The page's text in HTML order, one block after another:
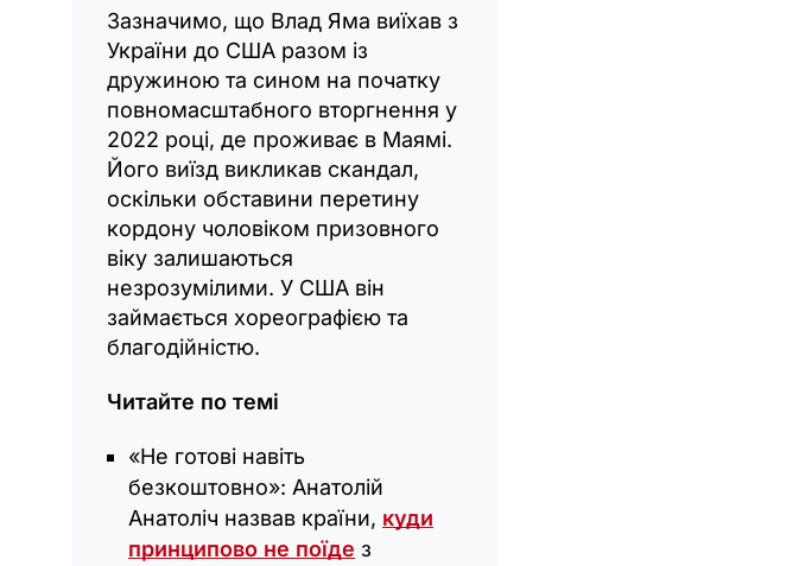
Зазначимо, що Влад Яма виїхав з
України до США разом із
дружиною та сином на початку
повномасштабного вторгнення у
2022 році, де проживає в Маямі.
Його виїзд викликав скандал,
оскільки обставини перетину
кордону чоловіком призовного
віку залишаються
незрозумілими. У США він
займається хореографією та
благодійністю.
Читайте по темі
​«Не готові навіть
безкоштовно»: Анатолій
Анатоліч назвав країни, куди
принципово не поїде з